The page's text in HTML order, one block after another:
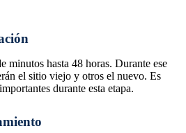
minutos hasta 48 horas. Durante ese
el sitio viejo y otros el nuevo. Es
durante esta etapa.